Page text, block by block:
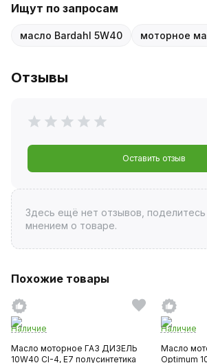
Ищут по запросам
масло Bardahl 5W40 моторное
Отзывы
Оставить отзыв
Здесь ещё нет отзывов,
мнением о товаре.
Похожие товары
Наличие
Масло моторное ГАЗ ДИЗЕЛЬ
10W40 CI-4, E7 полусинтетика
Наличие
Масло
Optimum